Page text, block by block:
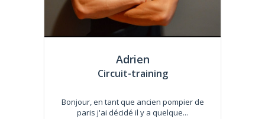
Adrien
Circuit-training
Bonjour, en tant que ancien pompier de
paris j'ai décidé il y a quelque...